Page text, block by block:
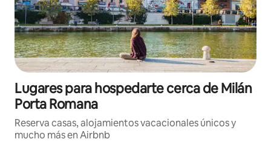
Lugares para hospedarte cerca de Milán
Porta Romana
Reserva casas, alojamientos vacacionales únicos y
mucho más en Airbnb